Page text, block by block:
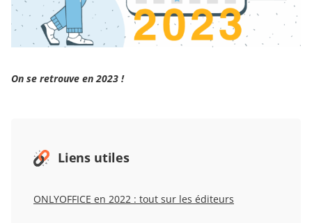
On se retrouve en 2023 !
Liens utiles
ONLYOFFICE en 2022 : tout sur les éditeurs